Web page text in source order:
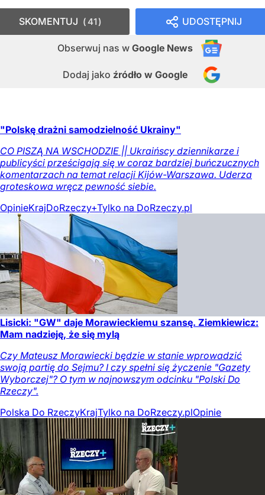
UDOSTĘPNIJ
Obserwuj nas w Google News
Dodaj jako źródło w Google
SKOMENTUJ 41
"Polskę drażni samodzielność Ukrainy"
CO PISZĄ NA WSCHODZIE || Ukraińscy dziennikarze i
publicyści prześcigają się w coraz bardziej buńczucznych
komentarzach na temat relacji Kijów-Warszawa. Uderza
groteskowa wręcz pewność siebie.
OpinieKrajDoRzeczy+Tylko na DoRzeczy.pl
Lisicki: "GW" daje Morawieckiemu szansę. Ziemkiewicz:
Mam nadzieję, że się mylą
Czy Mateusz Morawiecki będzie w stanie wprowadzić
swoją partię do Sejmu? I czy spełni się życzenie "Gazety
Wyborczej"? O tym w najnowszym odcinku "Polski Do
Rzeczy".
Polska Do RzeczyKrajTylko na DoRzeczy.plOpinie